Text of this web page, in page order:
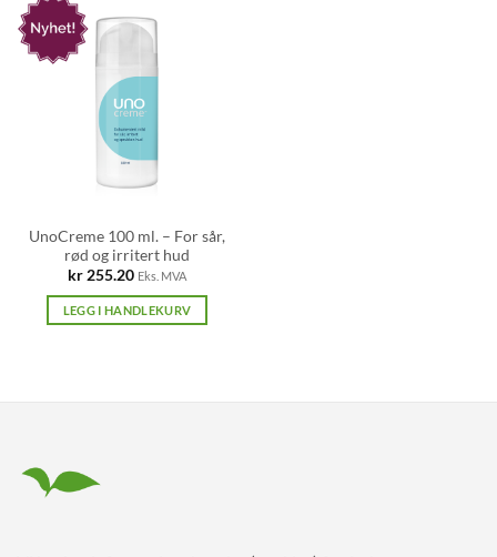
UnoCreme 100 ml. – For sår,
rød og irritert hud
kr 255.20 Eks. MVA
LEGG I HANDLEKURV